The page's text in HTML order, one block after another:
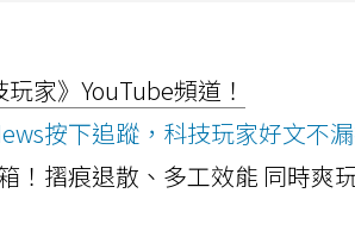
家》YouTube頻道！
按下追蹤，科技玩家好文不漏
！摺痕退散、多工效能 同時爽